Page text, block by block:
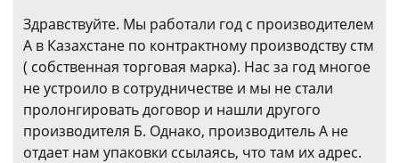
Здравствуйте. Мы работали год с производителем
А в Казахстане по контрактному производству стм
( собственная торговая марка). Нас за год многое
не устроило в сотрудничестве и мы не стали
пролонгировать договор и нашли другого
производителя Б. Однако, производитель А не
отдает нам упаковки ссылаясь, что там их адрес.